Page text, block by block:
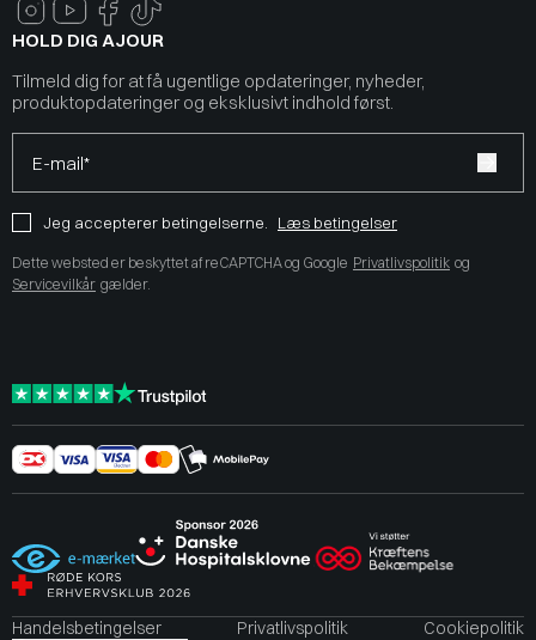
HOLD DIG AJOUR
Tilmeld dig for at få ugentlige opdateringer, nyheder,
produktopdateringer og eksklusivt indhold først.
E-mail*
Jeg accepterer betingelserne. Læs betingelser
Dette websted er beskyttet af reCAPTCHA og Google Privatlivspolitik og
Servicevilkår gælder.
Handelsbetingelser Privatlivspolitik
Cookiepolitik